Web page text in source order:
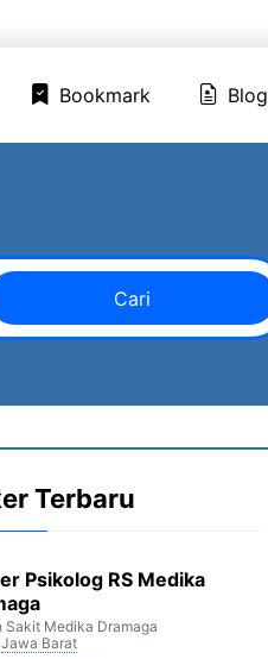
Bookmark Blog
Cari
Terbaru
Psikolog RS Medika
Sakit Medika Dramaga
Jawa Barat